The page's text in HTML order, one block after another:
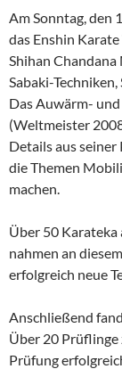
Am Sonntag, den
das Enshin
Shihan
Sabaki-
Das Auwärm-
(Weltmeister
Details aus
die Themen
machen.
Über 50 Karateka
nahmen an
erfolgreich neue
Anschließend
Über 20 Prüflinge
Prüfung